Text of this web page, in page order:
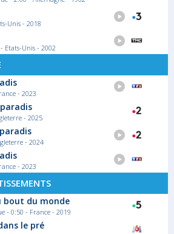
18 épisode 1
revival au Camping Paradis, les
Série/Feuilleton Comédie
Paradis
18 épisode 1
revival au Camping Paradis, les
Paradis
Unis - 2018
Etats-Unis - 2002
- 2023
- 2025
- 2024
- 2023
bout du monde
- 0:50 - France - 2019
le pré